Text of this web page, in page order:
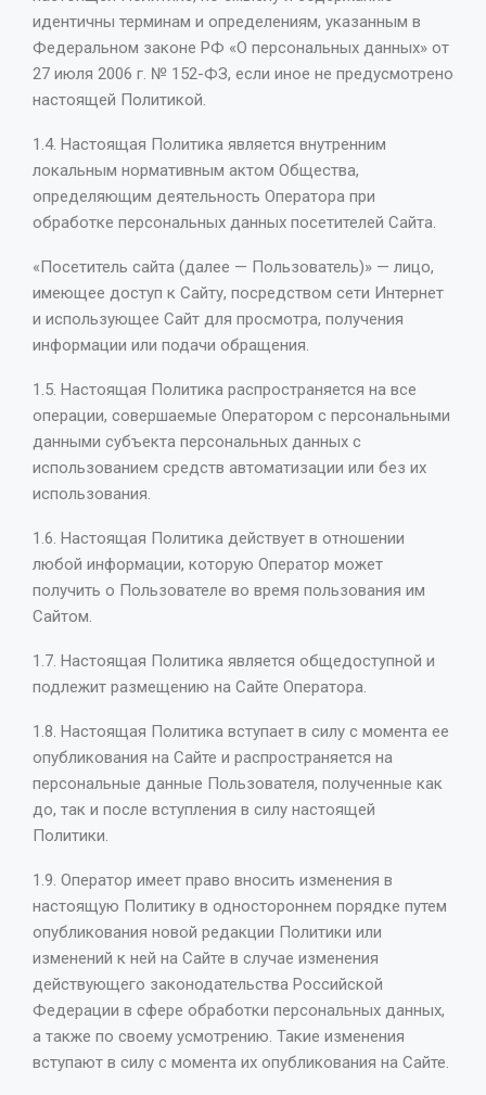
идентичны терминам и определениям, указанным в
Федеральном законе РФ «О персональных данных» от
27 июля 2006 г. № 152-ФЗ, если иное не предусмотрено
настоящей Политикой.
1.4. Настоящая Политика является внутренним
локальным нормативным актом Общества,
определяющим деятельность Оператора при
обработке персональных данных посетителей Сайта.
«Посетитель сайта (далее — Пользователь)» — лицо,
имеющее доступ к Сайту, посредством сети Интернет
и использующее Сайт для просмотра, получения
информации или подачи обращения.
1.5. Настоящая Политика распространяется на все
операции, совершаемые Оператором с персональными
данными субъекта персональных данных с
использованием средств автоматизации или без их
использования.
1.6. Настоящая Политика действует в отношении
любой информации, которую Оператор может
получить о Пользователе во время пользования им
Сайтом.
1.7. Настоящая Политика является общедоступной и
подлежит размещению на Сайте Оператора.
1.8. Настоящая Политика вступает в силу с момента ее
опубликования на Сайте и распространяется на
персональные данные Пользователя, полученные как
до, так и после вступления в силу настоящей
Политики.
1.9. Оператор имеет право вносить изменения в
настоящую Политику в одностороннем порядке путем
опубликования новой редакции Политики или
изменений к ней на Сайте в случае изменения
действующего законодательства Российской
Федерации в сфере обработки персональных данных,
а также по своему усмотрению. Такие изменения
вступают в силу с момента их опубликования на Сайте.